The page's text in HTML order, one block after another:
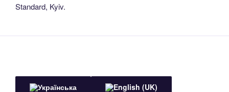
Standard, Kyiv.